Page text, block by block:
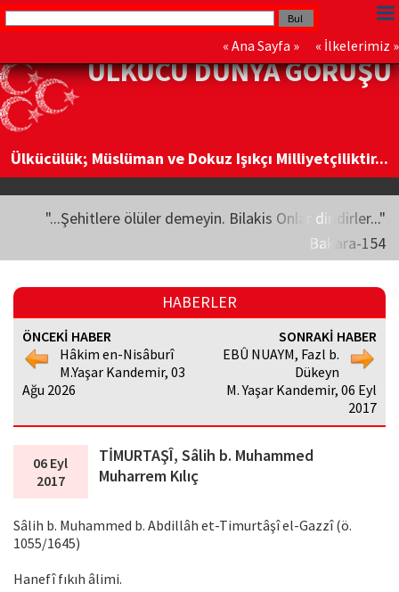
« Ana Sayfa » « İlkelerimiz »
ÜLKÜCÜ DÜNYA GÖRÜŞÜ
Ülkücülük; Müslüman ve Dokuz Işıkçı Milliyetçiliktir...
"...Şehitlere ölüler demeyin. Bilakis Onlar diridirler..."
Bakara-154
HABERLER
ÖNCEKİ HABER
Hâkim en-Nisâburî
M.Yaşar Kandemir, 03
Ağu 2026
SONRAKİ HABER
EBÛ NUAYM, Fazl b.
Dükeyn
M. Yaşar Kandemir, 06 Eyl
2017
06 Eyl
2017
TİMURTAŞÎ, Sâlih b. Muhammed
Muharrem Kılıç
Sâlih b. Muhammed b. Abdillâh et-Timurtâşî el-Gazzî (ö.
1055/1645)
Hanefî fıkıh âlimi.